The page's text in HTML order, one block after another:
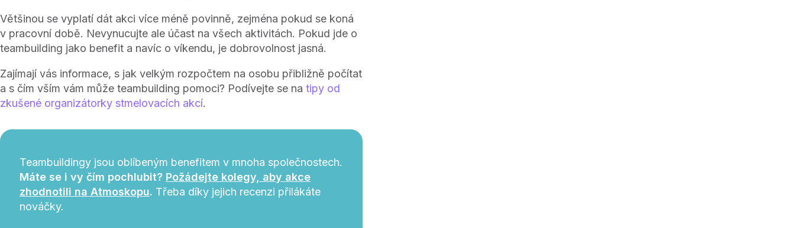
Většinou se vyplatí dát akci více méně povinně, zejména pokud se koná
v pracovní době. Nevynucujte ale účast na všech aktivitách. Pokud jde o
teambuilding jako benefit a navíc o víkendu, je dobrovolnost jasná.
Zajímají vás informace, s jak velkým rozpočtem na osobu přibližně počítat
a s čím vším vám může teambuilding pomoci? Podívejte se na tipy od
zkušené organizátorky stmelovacích akcí.
Teambuildingy jsou oblíbeným benefitem v mnoha společnostech.
Máte se i vy čím pochlubit? Požádejte kolegy, aby akce
zhodnotili na Atmoskopu. Třeba díky jejich recenzi přilákáte
nováčky.